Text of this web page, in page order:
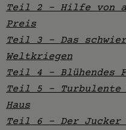
Teil 2 – Hilfe von
Preis
Teil 3 – Das
Weltkriegen
Teil 4 – Blühendes
Teil 5 –
Haus
Teil 6 – Der Jucker